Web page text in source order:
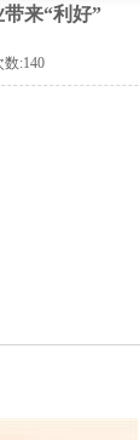
来“利好”
数:140